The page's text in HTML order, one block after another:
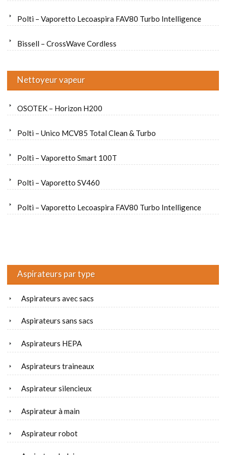
Polti – Vaporetto Lecoaspira FAV80 Turbo Intelligence
Bissell – CrossWave Cordless
Nettoyeur vapeur
OSOTEK – Horizon H200
Polti – Unico MCV85 Total Clean & Turbo
Polti – Vaporetto Smart 100T
Polti – Vaporetto SV460
Polti – Vaporetto Lecoaspira FAV80 Turbo Intelligence
Aspirateurs par type
Aspirateurs avec sacs
Aspirateurs sans sacs
Aspirateurs HEPA
Aspirateurs traineaux
Aspirateur silencieux
Aspirateur à main
Aspirateur robot